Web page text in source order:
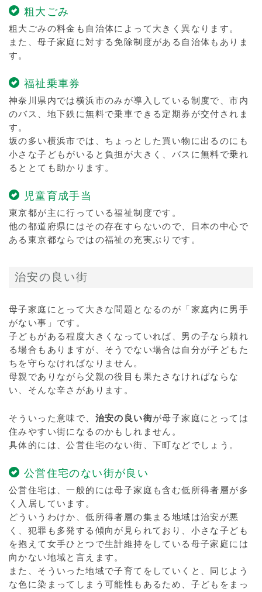
粗大ごみ
粗大ごみの料金も自治体によって大きく異なります。
また、母子家庭に対する免除制度がある自治体もありま
す。
福祉乗車券
神奈川県内では横浜市のみが導入している制度で、市内
のバス、地下鉄に無料で乗車できる定期券が交付されま
す。
坂の多い横浜市では、ちょっとした買い物に出るのにも
小さな子どもがいると負担が大きく、バスに無料で乗れ
るととても助かります。
児童育成手当
東京都が主に行っている福祉制度です。
他の都道府県にはその存在すらないので、日本の中心で
ある東京都ならではの福祉の充実ぶりです。
治安の良い街
母子家庭にとって大きな問題となるのが「家庭内に男手
がない事」です。
子どもがある程度大きくなっていれば、男の子なら頼れ
る場合もありますが、そうでない場合は自分が子どもた
ちを守らなければなりません。
母親でありながら父親の役目も果たさなければならな
い、そんな辛さがあります。
そういった意味で、 治安の良い街が母子家庭にとっては
住みやすい街になるのかもしれません。
具体的には、公営住宅のない街、下町などでしょう。
公営住宅のない街が良い
公営住宅は、一般的には母子家庭も含む低所得者層が多
く入居しています。
どういうわけか、低所得者層の集まる地域は治安が悪
く、犯罪も多発する傾向が見られており、小さな子ども
を抱えて女手ひとつで生計維持をしている母子家庭には
向かない地域と言えます。
また、そういった地域で子育てをしていくと、同じよう
な色に染まってしまう可能性もあるため、子どもをまっ